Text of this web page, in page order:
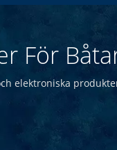
För
elektroniska
30 år.